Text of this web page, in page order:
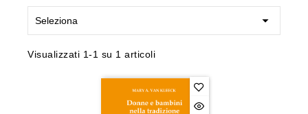
Seleziona 
Visualizzati 1-1 su 1 articoli